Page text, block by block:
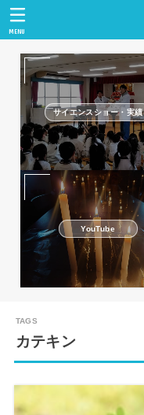
MENU
サイエンスショー・実績
YouTube
カテキン